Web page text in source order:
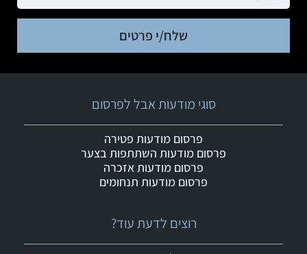
שלח/י פרטים
רוצים לדעת עוד?
סוגי מודעות אבל לפרסום
פרסום מודעות פטירה
פרסום מודעות השתתפות בצער
פרסום מודעות אזכרה
פרסום מודעות תנחומים